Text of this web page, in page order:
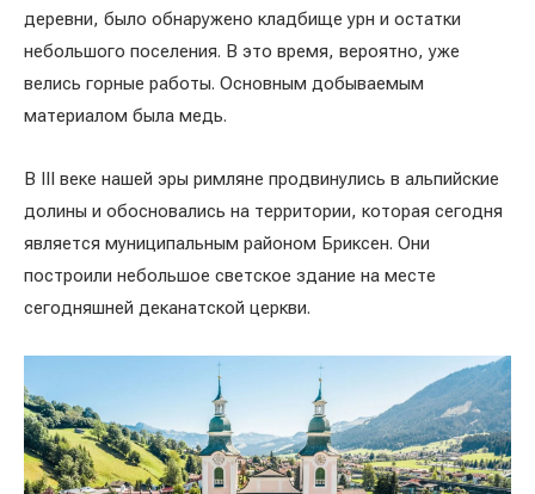
деревни, было обнаружено кладбище урн и остатки
небольшого поселения. В это время, вероятно, уже
велись горные работы. Основным добываемым
материалом была медь.
В III веке нашей эры римляне продвинулись в альпийские
долины и обосновались на территории, которая сегодня
является муниципальным районом Бриксен. Они
построили небольшое светское здание на месте
сегодняшней деканатской церкви.